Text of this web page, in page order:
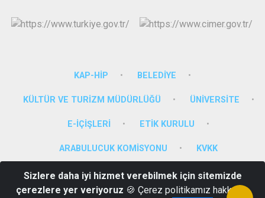
KAP-HİP BELEDİYE
KÜLTÜR VE TURİZM MÜDÜRLÜĞÜ ÜNİVERSİTE
E-İÇİŞLERİ ETİK KURULU
ARABULUCUK KOMİSYONU KVKK
15 Temmuz Mah. Zübeyde Hanım Cad. No:65 Nevsehir
Sizlere daha iyi hizmet verebilmek için sitemizde
çerezlere yer veriyoruz 🍪 Çerez politikamız hakkında